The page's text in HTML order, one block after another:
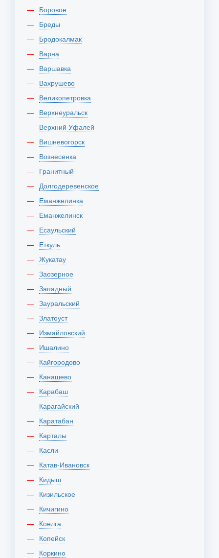
Боровое
Бреды
Бродокалмак
Варна
Варшавка
Вахрушево
Великопетровка
Верхнеуральск
Верхний Уфалей
Вишневогорск
Вознесенка
Гранитный
Долгодеревенское
Еманжелинка
Еманжелинск
Есаульский
Еткуль
Жукатау
Заозерное
Западный
Зауральский
Златоуст
Измайловский
Ишалино
Кайгородово
Канашево
Карабаш
Карагайский
Каратабан
Карталы
Касли
Катав-Ивановск
Кидыш
Кизильское
Кичигино
Коелга
Копейск
Коркино